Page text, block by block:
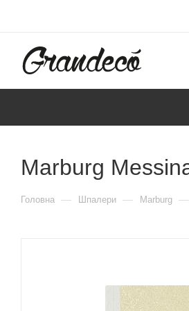
Marburg
Головна — Шпалери — Marburg —